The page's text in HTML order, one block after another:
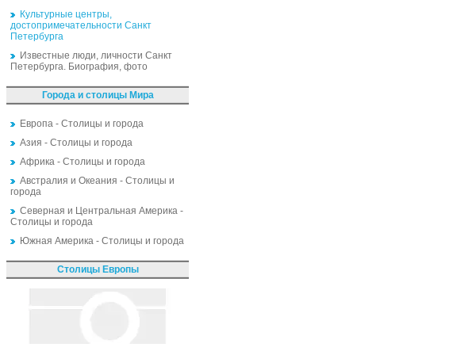
Культурные центры,
достопримечательности Санкт
Петербурга
Известные люди, личности Санкт
Петербурга. Биография, фото
Города и столицы Мира
Европа - Столицы и города
Азия - Столицы и города
Африка - Столицы и города
Австралия и Океания - Столицы и
города
Северная и Центральная Америка -
Столицы и города
Южная Америка - Столицы и города
Столицы Европы